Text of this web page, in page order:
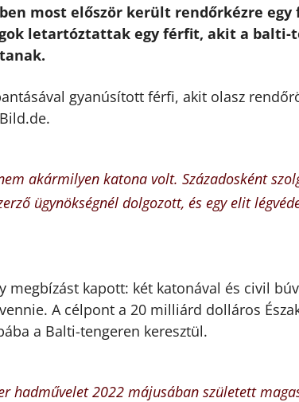
most először került rendőrkézre
letartóztattak egy férfit, akit a balti-
gyanúsított férfi, akit olasz
akármilyen katona volt. Századosként
ügynökségnél dolgozott, és egy elit
megbízást kapott: két katonával és civil
A célpont a 20 milliárd dolláros
a Balti-tengeren keresztül.
hadművelet 2022 májusában született